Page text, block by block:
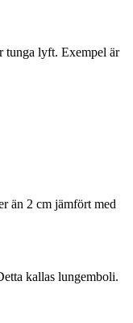
tunga lyft. Exempel är
än 2 cm jämfört med
kallas lungemboli.